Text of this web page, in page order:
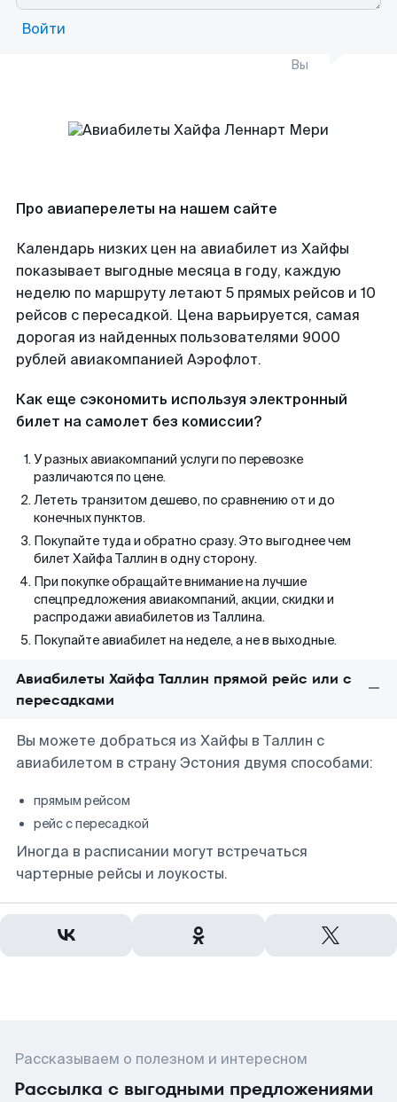
Войти
Вы
Про авиаперелеты на нашем сайте
Календарь низких цен на авиабилет из Хайфы
показывает выгодные месяца в году, каждую
неделю по маршруту летают 5 прямых рейсов и 10
рейсов с пересадкой. Цена варьируется, самая
дорогая из найденных пользователями 9000
рублей авиакомпанией Аэрофлот.
Как еще сэкономить используя электронный
билет на самолет без комиссии?
У разных авиакомпаний услуги по перевозке
различаются по цене.
Лететь транзитом дешево, по сравнению от и до
конечных пунктов.
Покупайте туда и обратно сразу. Это выгоднее чем
билет Хайфа Таллин в одну сторону.
При покупке обращайте внимание на лучшие
спецпредложения авиакомпаний, акции, скидки и
распродажи авиабилетов из Таллина.
Покупайте авиабилет на неделе, а не в выходные.
Авиабилеты Хайфа Таллин прямой рейс или с
пересадками
Вы можете добраться из Хайфы в Таллин с
авиабилетом в страну Эстония двумя способами:
прямым рейсом
рейс с пересадкой
Иногда в расписании могут встречаться
чартерные рейсы и лоукосты.
Рассказываем о полезном и интересном
Рассылка с выгодными предложениями